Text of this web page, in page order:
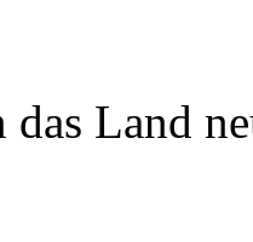
das Land